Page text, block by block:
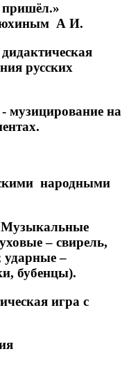
А И.
русских
на
народными
Музыкальные
– свирель,
ударные –
бубенцы).
игра с